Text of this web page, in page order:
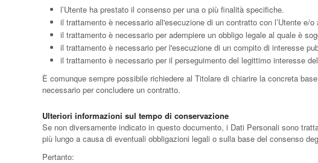
l’Utente ha prestato il consenso per una o più finalità specifiche.
il trattamento è necessario all'esecuzione di un contratto con l’Utente e/
il trattamento è necessario per adempiere un obbligo legale al quale è
il trattamento è necessario per l'esecuzione di un compito di interesse
il trattamento è necessario per il perseguimento del legittimo interesse
È comunque sempre possibile richiedere al Titolare di chiarire la concreta
necessario per concludere un contratto.
Ulteriori informazioni sul tempo di conservazione
Se non diversamente indicato in questo documento, i Dati Personali sono
più lungo a causa di eventuali obbligazioni legali o sulla base del consenso
Pertanto: